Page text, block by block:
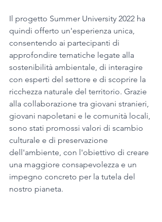
Il progetto Summer University 2022 ha
quindi offerto un'esperienza unica,
consentendo ai partecipanti di
approfondire tematiche legate alla
sostenibilità ambientale, di interagire
con esperti del settore e di scoprire la
ricchezza naturale del territorio. Grazie
alla collaborazione tra giovani stranieri,
giovani napoletani e le comunità locali,
sono stati promossi valori di scambio
culturale e di preservazione
dell'ambiente, con l'obiettivo di creare
una maggiore consapevolezza e un
impegno concreto per la tutela del
nostro pianeta.